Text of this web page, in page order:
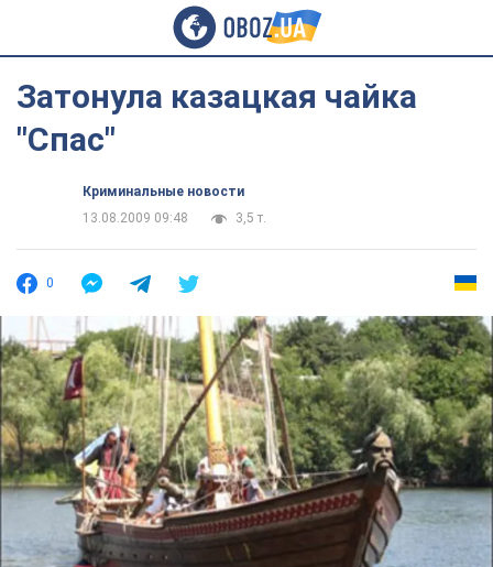
Затонула казацкая чайка
"Спас"
Криминальные новости
13.08.2009 09:48
3,5 т.
0